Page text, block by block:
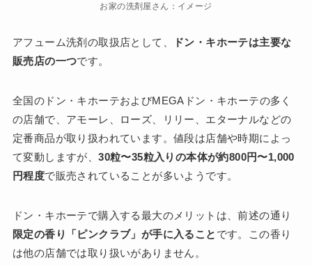
お家の洗剤屋さん：イメージ
アフューム洗剤の取扱店として、
ドン・キホーテは主要な
販売店の一つです。
全国のドン・キホーテおよびMEGAドン・キホーテの多く
の店舗で、アモーレ、ローズ、リリー、エターナルなどの
定番商品が取り扱われています。値段は店舗や時期によっ
て変動しますが、30粒〜35粒入りの本体が約800円〜1,000
円程度で販売されていることが多いようです。
ドン・キホーテで購入する最大のメリットは、前述の通り
限定の香り「ピンクラブ」が手に入ること です。この香り
は他の店舗では取り扱いがありません。